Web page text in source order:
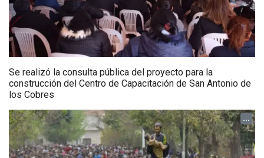
Se realizó la consulta pública del proyecto para la
construcción del Centro de Capacitación de San Antonio de
los Cobres
...